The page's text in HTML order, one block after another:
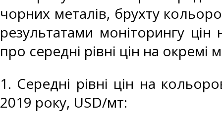
чорних металів, брухту
результатами моніторингу
про середні рівні цін на окремі
1. Середні рівні цін на
2019 року, USD/мт: